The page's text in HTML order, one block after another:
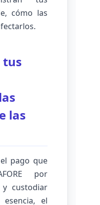
cómo las
tus
las
pago que
por
custodiar
el